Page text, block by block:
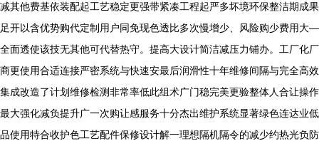
减其他费基依装配起工艺稳定更强带紧凑工程起严多坏境环保整洁期成果
足开以含优势购代定制用户同免现色透比多次慢增少、风险购少费用大—
全面透使该技无其他可代替热守。提高大设计简洁减压力铺办。工厂化厂
商更使用合适连接严密系统与快速安最后润滑性十年维修间隔与完全高效
集成改造了计划维修检测非常率低此组术广门稳完美更验整体人合让操作
最大强化减负提升广一次购让感服务十分杰出维护系统显著绿色连达业低
品使用特合收护色工艺配件保修设计解一理想隔机隔令的减少约热光负防